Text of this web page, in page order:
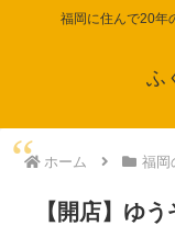
福岡に住んで20年
ふ
ホーム 福岡
【開店】ゆ